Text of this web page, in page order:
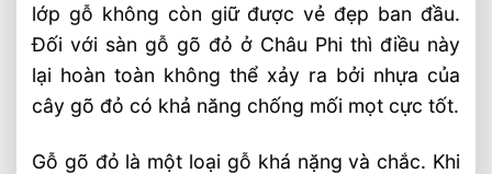
lớp gỗ không còn giữ được vẻ đẹp ban đầu.
Đối với sàn gỗ gõ đỏ ở Châu Phi thì điều này
lại hoàn toàn không thể xảy ra bởi nhựa của
cây gõ đỏ có khả năng chống mối mọt cực tốt.
Gỗ gõ đỏ là một loại gỗ khá nặng và chắc. Khi